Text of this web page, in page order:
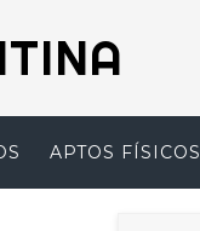
APTOS FÍSICOS